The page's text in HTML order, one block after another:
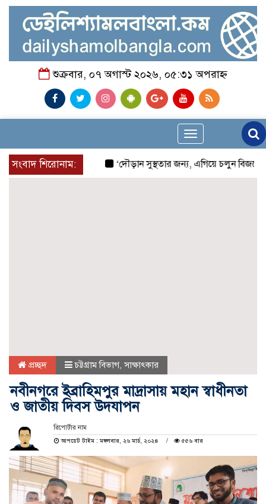
শুক্রবার, ০৭ অগাস্ট ২০২৬, ০৫:৩১ অপরাহ্ন
Toggle
navigation
সংবাদ শিরোনাম:
‘দৌড়ান সুস্থতার জন্য, এগিয়ে চলুন বিজয়ের
প্রচ্ছদ চট্টগ্রাম বিভাগ,সাক্ষাৎকার
নবীনগরে ইব্রাহিমপুর মাদ্রাসায় মহান স্বাধীনতা
ও জাতীয় দিবস উদযাপন
রিপোর্টার নাম
আপডেট টাইম : মঙ্গলবার, ২৬ মার্চ, ২০২৪
৫৫৬ বার